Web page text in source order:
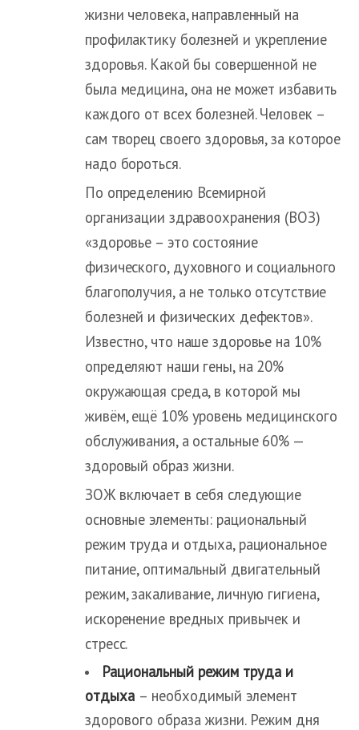
жизни человека, направленный на
профилактику болезней и укрепление
здоровья. Какой бы совершенной не
была медицина, она не может избавить
каждого от всех болезней. Человек –
сам творец своего здоровья, за которое
надо бороться.
По определению Всемирной
организации здравоохранения (ВОЗ)
«здоровье – это состояние
физического, духовного и социального
благополучия, а не только отсутствие
болезней и физических дефектов».
Известно, что наше здоровье на 10%
определяют наши гены, на 20%
окружающая среда, в которой мы
живём, ещё 10% уровень медицинского
обслуживания, а остальные 60% —
здоровый образ жизни.
ЗОЖ включает в себя следующие
основные элементы: рациональный
режим труда и отдыха, рациональное
питание, оптимальный двигательный
режим, закаливание, личную гигиена,
искоренение вредных привычек и
стресс.
Рациональный режим труда и
отдыха – необходимый элемент
здорового образа жизни. Режим дня